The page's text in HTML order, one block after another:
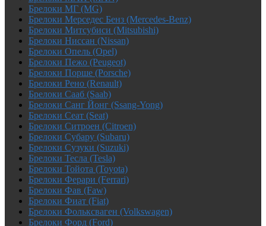
Брелоки МГ (MG)
Брелоки Мерседес Бенз (Mercedes-Benz)
Брелоки Митсубиси (Mitsubishi)
Брелоки Ниссан (Nissan)
Брелоки Опель (Opel)
Брелоки Пежо (Peugeot)
Брелоки Порше (Porsche)
Брелоки Рено (Renault)
Брелоки Сааб (Saab)
Брелоки Санг Йонг (Ssang-Yong)
Брелоки Сеат (Seat)
Брелоки Ситроен (Citroen)
Брелоки Субару (Subaru)
Брелоки Сузуки (Suzuki)
Брелоки Тесла (Tesla)
Брелоки Тойота (Toyota)
Брелоки Ферари (Ferrari)
Брелоки Фав (Faw)
Брелоки Фиат (Fiat)
Брелоки Фольксваген (Volkswagen)
Брелоки Форд (Ford)